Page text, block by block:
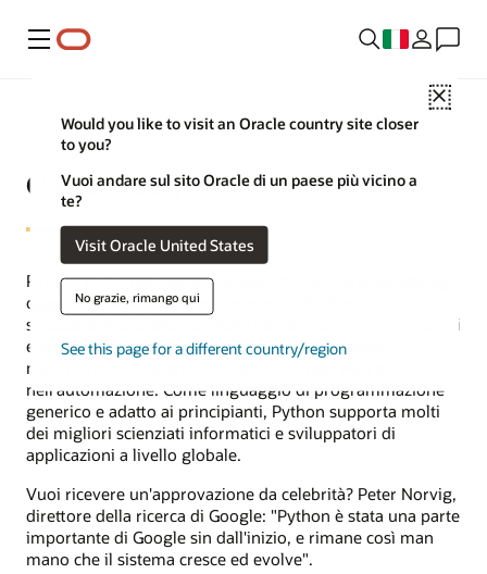
Menu
Close
Would you like to visit an Oracle country site closer
to you?
Vuoi andare sul sito Oracle di un paese più vicino a
te?
Visit Oracle United States
No grazie, rimango qui
See this page for a different country/region
Che cos'è Python?
Python è un linguaggio di programmazione orientato agli
oggetti di facile interpretazione e di alto livello con
sintassi di facile lettura. Ideale per la creazione di prototipi
e attività ad hoc, Python è ampiamente utilizzato
nell'informatica scientifica, nello sviluppo Web e
nell'automazione. Come linguaggio di programmazione
generico e adatto ai principianti, Python supporta molti
dei migliori scienziati informatici e sviluppatori di
applicazioni a livello globale.
Vuoi ricevere un'approvazione da celebrità? Peter Norvig,
direttore della ricerca di Google: "Python è stata una parte
importante di Google sin dall'inizio, e rimane così man
mano che il sistema cresce ed evolve".